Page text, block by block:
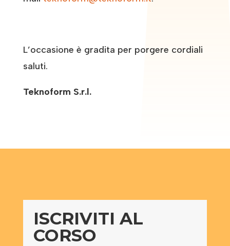
L’occasione è gradita per porgere cordiali
saluti.
Teknoform S.r.l.
ISCRIVITI AL
CORSO